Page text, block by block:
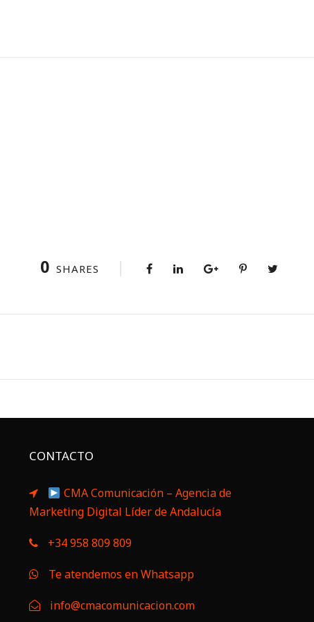
0 SHARES
CONTACTO
CMA Comunicación – Agencia de
Marketing Digital Líder de Andalucía
+34 958 809 809
Te atendemos en Whatsapp
info@cmacomunicacion.com